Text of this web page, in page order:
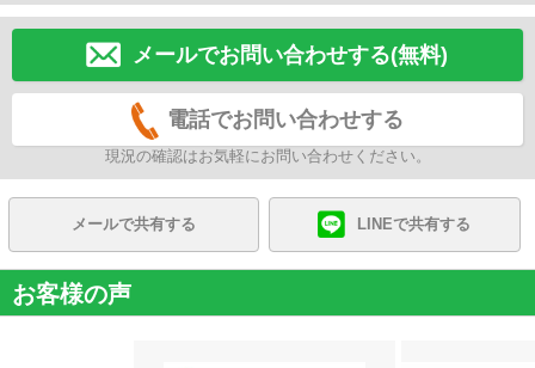
メールでお問い合わせする(無料)
電話でお問い合わせする
現況の確認はお気軽にお問い合わせください。
メールで共有する LINEで共有する
お客様の声